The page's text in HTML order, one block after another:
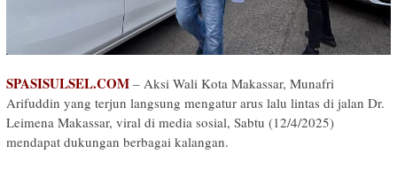
SPASISULSEL.COM – Aksi Wali Kota Makassar, Munafri
Arifuddin yang terjun langsung mengatur arus lalu lintas di jalan Dr.
Leimena Makassar, viral di media sosial, Sabtu (12/4/2025)
mendapat dukungan berbagai kalangan.